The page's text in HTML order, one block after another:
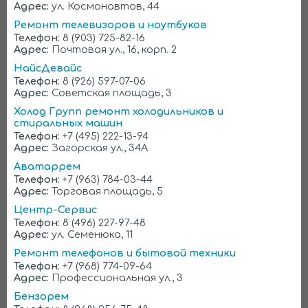
ремонта, а второй – качества дистанционной
консультации специалиста.
Верить ли обещаниям
низкой цены?
Нередко можно встретить заявления от
«специалистов» о ремонте холодильника в
Дмитрове за 400-500 руб. Это просто вранье.
Грамотный мастер не возьмется за работу при
ценнике ниже 600 руб. А еще нужно купить
запчасти и перечислить процент фирме, пусть
даже небольшой. В результате минимальная
стоимость ремонта составляет 900 руб. Сумма
дешевые предложения попросту нет смысла из-
за их полной нереальности.
Многие недобросовестные участники рынка
маскируют рекламные заявления о ремонте за
350 рублей оговоркой в духе: окончательная цена
только после диагностики. Поэтому нет ничего
удивительного в том, что итоговая стоимость
работ в несколько раз превышает
Адрес: ул. Космонавтов, 44
Ремонт телевизоров и ноутбуков
Телефон: 8 (903) 725-82-16
Адрес: Почтовая ул., 16, корп. 2
НайсДевайс
Телефон: 8 (926) 597-07-06
Адрес: Советская площадь, 3
Холод Групп ремонт холодильников и
стиральных машин
Телефон: +7 (495) 222-13-94
Адрес: Загорская ул., 34А
Аватаррем
Телефон: +7 (963) 784-03-44
Адрес: Торговая площадь, 5
Центр-Сервис
Телефон: 8 (496) 227-97-48
Адрес: ул. Семенюка, 11
Ремонт телефонов и бытовой техники
Телефон: +7 (968) 774-09-64
Адрес: Профессиональная ул., 3
Бензорем